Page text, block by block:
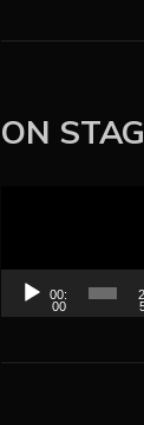
ON
o
l
00:
00